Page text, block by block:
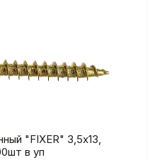
"FIXER" 3,5х13,
в уп